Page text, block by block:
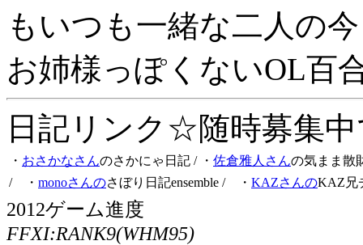
もいつも一緒な二人の
お姉様っぽくないOL百
日記リンク☆随時募集
・ おさかなさんのさかにゃ日記 / ・ 佐倉雅人さんの気まま散
/ ・ monoさんのさぼり日記ensemble / ・ KAZさんのKAZ兄
2012ゲーム進度
FFXI:RANK9(WHM95)